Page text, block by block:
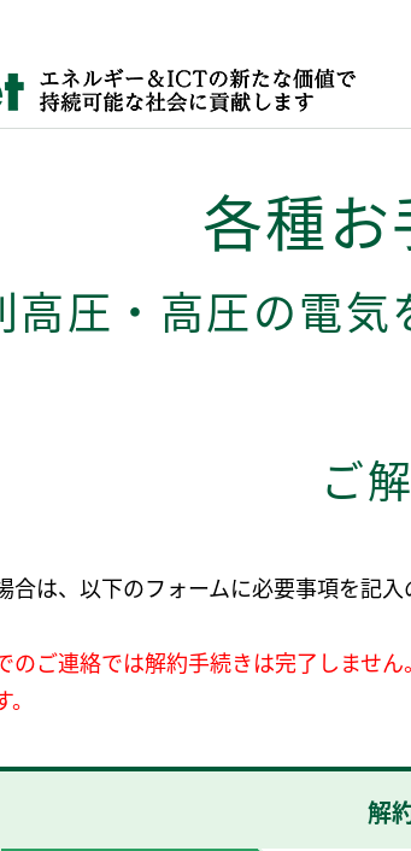
各種お
高圧・高圧の電
ご
合は、以下のフォームに必要事項を記
ご連絡では解約手続きは完了しませ
解